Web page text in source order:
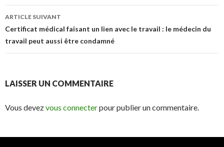
ARTICLE SUIVANT
Certificat médical faisant un lien avec le travail : le médecin du
travail peut aussi être condamné
LAISSER UN COMMENTAIRE
Vous devezvous connecterpour publier un commentaire.